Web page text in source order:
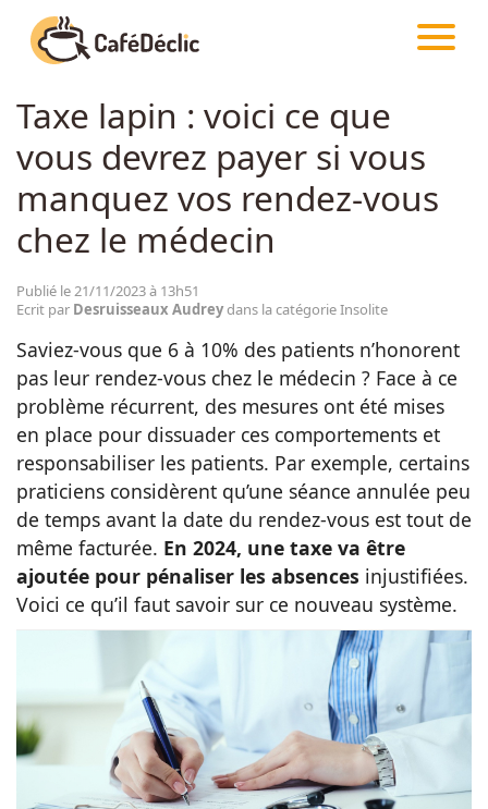
Créativité
Astuces
Food
Divertissement
Insolite
Emotion
Animaux
Famille
CAFÉDÉCLIC ARTICLES INSOLITE
Taxe lapin : voici ce que
vous devrez payer si vous
manquez vos rendez-vous
chez le médecin
Publié le 21/11/2023 à 13h51
Ecrit par Desruisseaux Audreydans la catégorie Insolite
Saviez-vous que 6 à 10% des patients n’honorent
pas leur rendez-vous chez le médecin ? Face à ce
problème récurrent, des mesures ont été mises
en place pour dissuader ces comportements et
responsabiliser les patients. Par exemple, certains
praticiens considèrent qu’une séance annulée peu
de temps avant la date du rendez-vous est tout de
même facturée. En 2024, une taxe va être
ajoutée pour pénaliser les absences injustifiées.
Voici ce qu’il faut savoir sur ce nouveau système.